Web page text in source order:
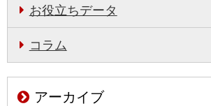
お役立ちデータ
コラム
アーカイブ